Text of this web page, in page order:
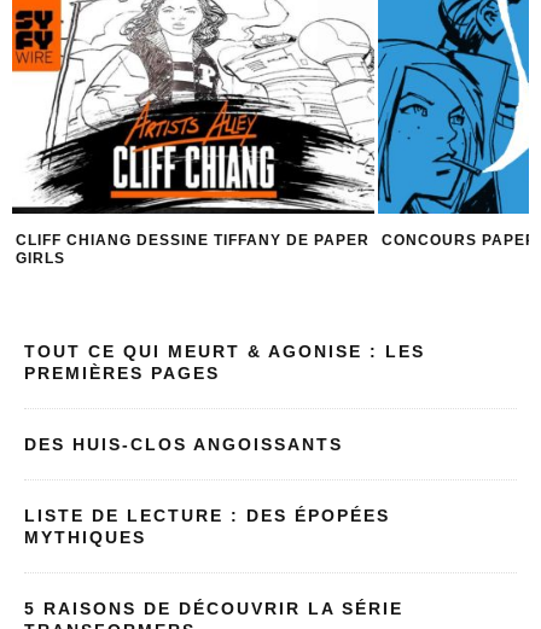
CONCOURS PAPER GIRLS INTÉGRALE CLIFF CHIANG :
TOUT CE QUI MEURT & AGONISE : LES
PREMIÈRES PAGES
DES HUIS-CLOS ANGOISSANTS
LISTE DE LECTURE : DES ÉPOPÉES
MYTHIQUES
5 RAISONS DE DÉCOUVRIR LA SÉRIE